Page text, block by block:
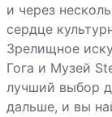
и через
сердце
Зрелищное
Гога и Музей
лучший выбор
дальше, и вы